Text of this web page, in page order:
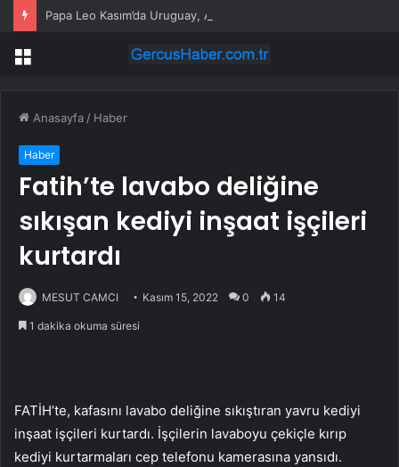
Menü
Anasayfa / Haber
Haber
Fatih’te lavabo deliğine
sıkışan kediyi inşaat işçileri
kurtardı
MESUT CAMCI Kasım 15, 2022 0 14
1 dakika okuma süresi
FATİH’te, kafasını lavabo deliğine sıkıştıran yavru kediyi
inşaat işçileri kurtardı. İşçilerin lavaboyu çekiçle kırıp
kediyi kurtarmaları cep telefonu kamerasına yansıdı.